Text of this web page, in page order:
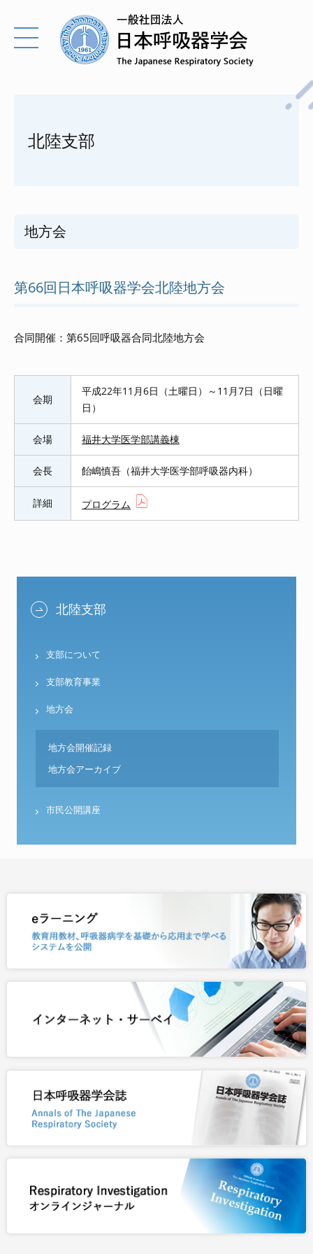
北陸支部
地方会
第66回日本呼吸器学会北陸地方会
合同開催：第65回呼吸器合同北陸地方会
会期
平成22年11月6日（土曜日）～11月7日（日曜
日）
会場 福井大学医学部講義棟
会長 飴嶋慎吾（福井大学医学部呼吸器内科）
詳細 プログラム
北陸支部
支部について
支部教育事業
地方会
地方会開催記録
地方会アーカイブ
市民公開講座